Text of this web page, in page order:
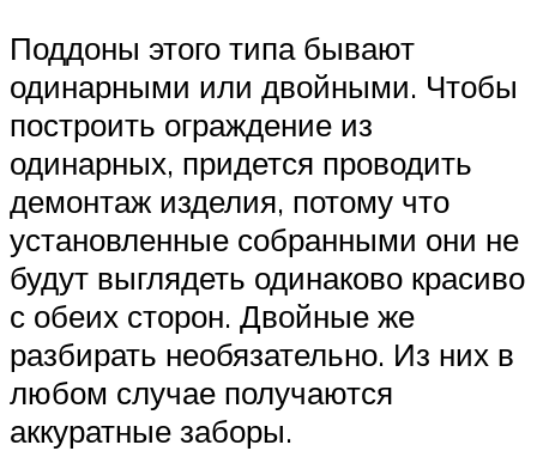
Поддоны этого типа бывают
одинарными или двойными. Чтобы
построить ограждение из
одинарных, придется проводить
демонтаж изделия, потому что
установленные собранными они не
будут выглядеть одинаково красиво
с обеих сторон. Двойные же
разбирать необязательно. Из них в
любом случае получаются
аккуратные заборы.